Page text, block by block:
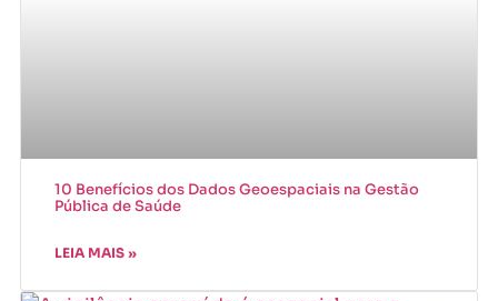
10 Benefícios dos Dados Geoespaciais na Gestão
Pública de Saúde
LEIA MAIS »